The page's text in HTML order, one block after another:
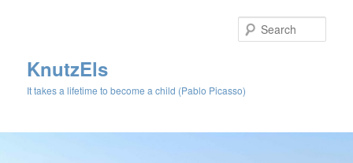
KnutzEls
It takes a lifetime to become a child (Pablo Picasso)